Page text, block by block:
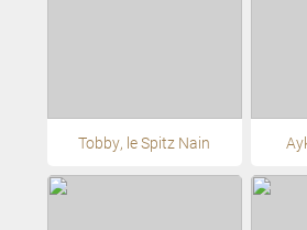
Tobby, le Spitz Nain